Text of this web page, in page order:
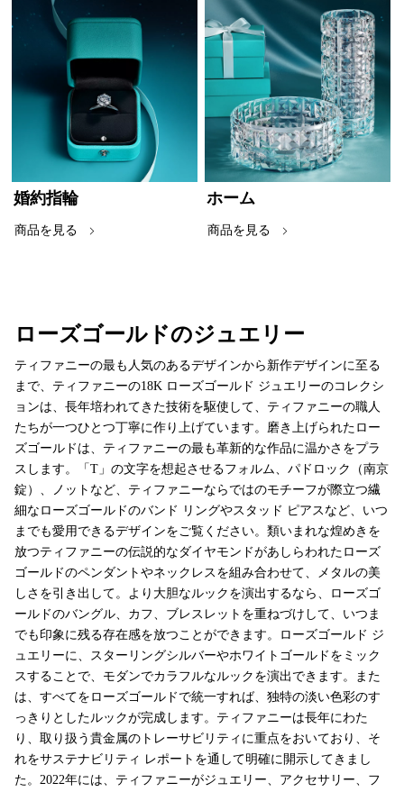
婚約指輪
商品を見る
ホーム
商品を見る
ローズゴールドのジュエリー
ティファニーの最も人気のあるデザインから新作デザインに至る
まで、ティファニーの18K ローズゴールド ジュエリーのコレクシ
ョンは、長年培われてきた技術を駆使して、ティファニーの職人
たちが一つひとつ丁寧に作り上げています。磨き上げられたロー
ズゴールドは、ティファニーの最も革新的な作品に温かさをプラ
スします。「T」の文字を想起させるフォルム、パドロック（南京
錠）、ノットなど、ティファニーならではのモチーフが際立つ繊
細なローズゴールドのバンド リングやスタッド ピアスなど、いつ
までも愛用できるデザインをご覧ください。類いまれな煌めきを
放つティファニーの伝説的なダイヤモンドがあしらわれたローズ
ゴールドのペンダントやネックレスを組み合わせて、メタルの美
しさを引き出して。より大胆なルックを演出するなら、ローズゴ
ールドのバングル、カフ、ブレスレットを重ねづけして、いつま
でも印象に残る存在感を放つことができます。ローズゴールド ジ
ュエリーに、スターリングシルバーやホワイトゴールドをミック
スすることで、モダンでカラフルなルックを演出できます。また
は、すべてをローズゴールドで統一すれば、独特の淡い色彩のす
っきりとしたルックが完成します。ティファニーは長年にわた
り、取り扱う貴金属のトレーサビリティに重点をおいており、そ
れをサステナビリティ レポートを通して明確に開示してきまし
た。2022年には、ティファニーがジュエリー、アクセサリー、フ